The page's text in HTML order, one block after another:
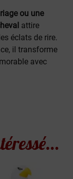
ou une
attire
éclats de rire.
il transforme
avec